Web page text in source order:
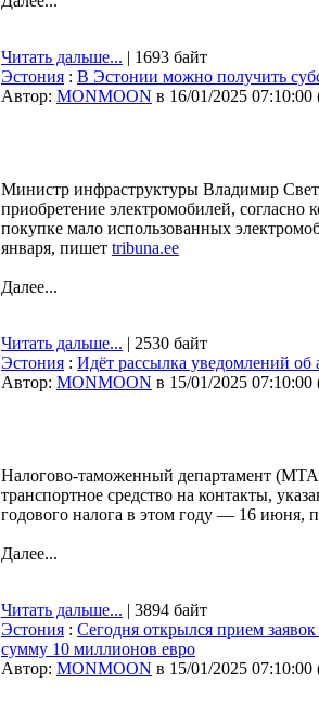
Читать дальше... | 1693 байт
Эстония : В Эстонии можно получить
Автор: MONMOON в 16/01/2025 07:10:00
Министр инфраструктуры Владимир Свет
приобретение электромобилей,
покупке мало использованных
января, пишет tribuna.ee
Далее...
Читать дальше... | 2530 байт
Эстония : Идёт рассылка уведомлений об
Автор: MONMOON в 15/01/2025 07:10:00
Налогово-таможенный департамент
транспортное средство на контакты,
годового налога в этом году — 16 июня,
Далее...
Читать дальше... | 3894 байт
Эстония : Сегодня открылся прием
сумму 10 миллионов евро
Автор: MONMOON в 15/01/2025 07:10:00